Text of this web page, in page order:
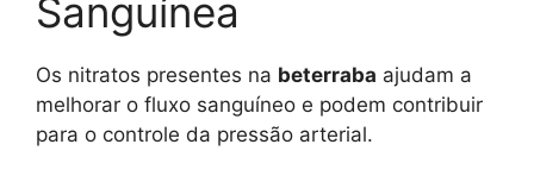
Sanguínea
Os nitratos presentes na beterraba ajudam a
melhorar o fluxo sanguíneo e podem contribuir
para o controle da pressão arterial.